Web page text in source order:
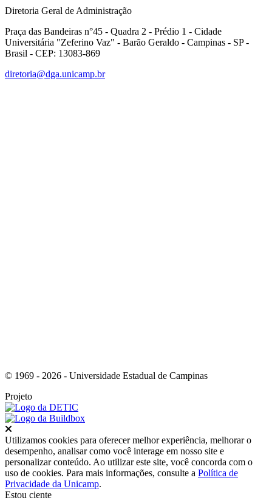
Diretoria Geral de Administração
Praça das Bandeiras n°45 - Quadra 2 - Prédio 1 - Cidade
Universitária "Zeferino Vaz" - Barão Geraldo - Campinas - SP -
Brasil - CEP: 13083-869
diretoria@dga.unicamp.br
© 1969 - 2026 - Universidade Estadual de Campinas
Projeto
Utilizamos cookies para oferecer melhor experiência, melhorar o
desempenho, analisar como você interage em nosso site e
personalizar conteúdo. Ao utilizar este site, você concorda com o
uso de cookies. Para mais informações, consulte a Política de
Privacidade da Unicamp.
Estou ciente